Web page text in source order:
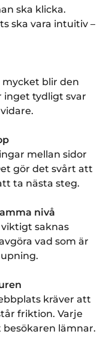
ska klicka.
ska vara intuitiv –
mycket blir den
inget tydligt svar
mellan sidor
gör det svårt att
ta nästa steg.
nivå
saknas
vad som är
kräver att
friktion. Varje
lämnar.